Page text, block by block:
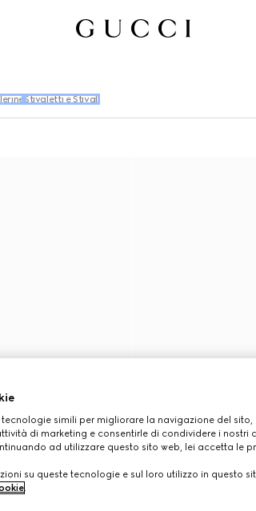
Stivaletti e Stivali
simili per migliorare la navigazione del sito,
di marketing e consentirle di condividere i nostri
ad utilizzare questo sito web, lei accetta le
su queste tecnologie e sul loro utilizzo in questo
.